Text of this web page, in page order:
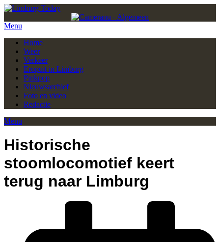
Menu
Home
Weer
Verkeer
Eropuit in Limburg
Pinkpop
Nieuwsarchief
Foto en video
Redactie
Menu
Historische
stoomlocomotief keert
terug naar Limburg